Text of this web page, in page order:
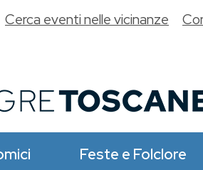
Feste e Folclore
Cerca eventi nelle vicinanze